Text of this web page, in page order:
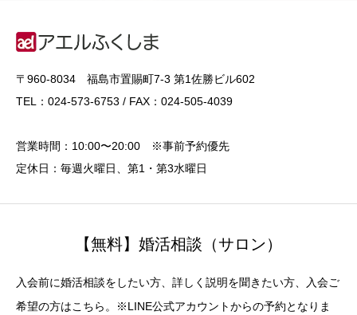
〒960-8034 福島市置賜町7-3 第1佐勝ビル602
TEL：024-573-6753 / FAX：024-505-4039
営業時間：10:00〜20:00 ※事前予約優先
定休日：毎週火曜日、第1・第3水曜日
【無料】婚活相談（サロン）
入会前に婚活相談をしたい方、詳しく説明を聞きたい方、入会ご
希望の方はこちら。※LINE公式アカウントからの予約となりま